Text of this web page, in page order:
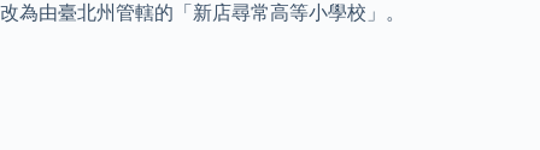
改為由臺北州管轄的「新店尋常高等小學校」。